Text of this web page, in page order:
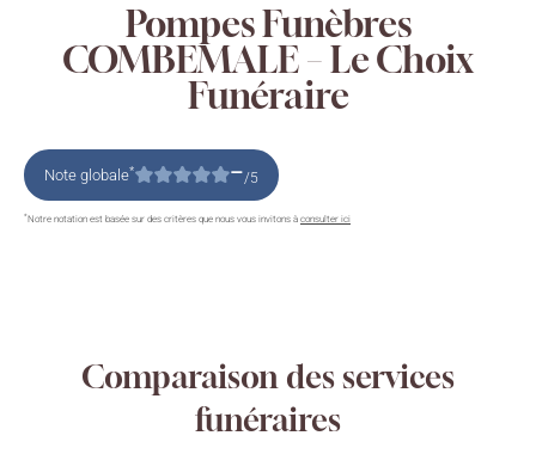
Pompes Funèbres
COMBEMALE – Le Choix
Funéraire
Note globale* –/5
*Notre notation est basée sur des critères que nous vous invitons à consulter ici
Comparaison des services
funéraires